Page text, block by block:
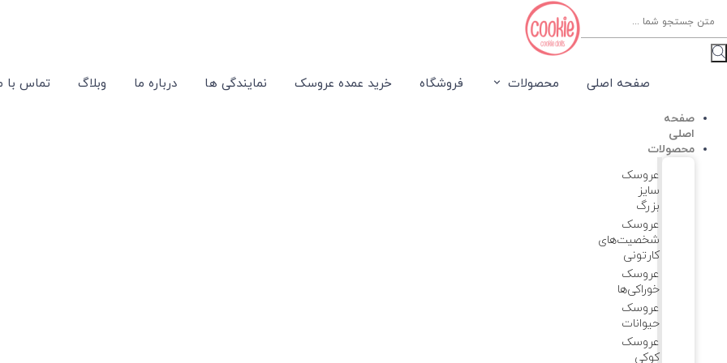
search
صفحه اصلی محصولات فروشگاه خرید عمده عروسک نمایندگی ها درباره ما وبلاگ تماس با
صفحه
اصلی
محصولات
عروسک
سایز
بزرگ
عروسک‌
شخصیت‌های
کارتونی
عروسک
خوراکی‌ها
عروسک
حیوانات
عروسک
کوکی